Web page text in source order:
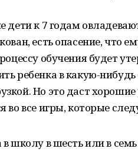
дети к 7 годам
есть опасение, что
обучения будет
ребенка в какую-
Но это даст
во все игры, которые
в школу в шесть или в